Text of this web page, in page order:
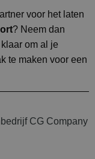
voor het laten
? Neem dan
om al je
te maken voor een